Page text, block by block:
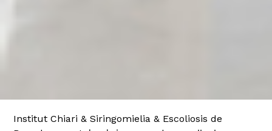
Institut Chiari & Siringomielia & Escoliosis de